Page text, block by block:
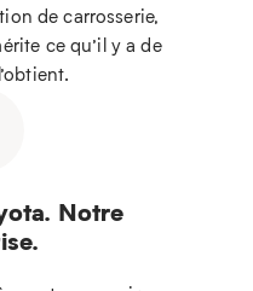
de carrosserie,
ce qu’il y a de
Notre